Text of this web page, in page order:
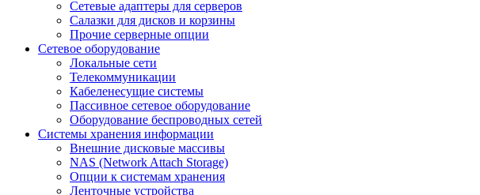
Сетевые адаптеры для серверов
Салазки для дисков и корзины
Прочие серверные опции
Сетевое оборудование
Локальные сети
Телекоммуникации
Кабеленесущие системы
Пассивное сетевое оборудование
Оборудование беспроводных сетей
Системы хранения информации
Внешние дисковые массивы
NAS (Network Attach Storage)
Опции к системам хранения
Ленточные устройства